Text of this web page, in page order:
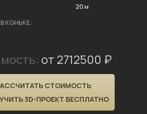
20 м
КОНЬКЕ:
от 2712500 ₽
СТОИМОСТЬ
3D-ПРОЕКТ БЕСПЛАТНО